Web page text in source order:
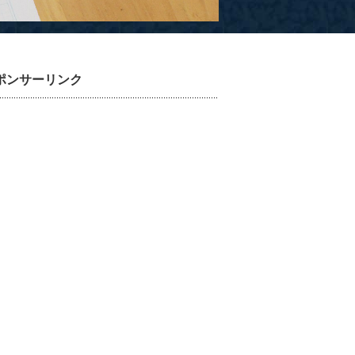
ンサーリンク